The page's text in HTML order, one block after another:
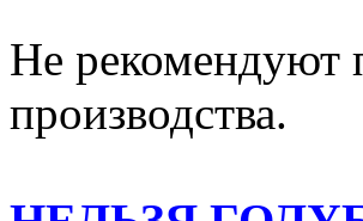
Не рекомендуют
производства.